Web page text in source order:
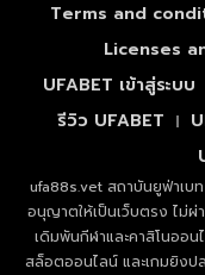
Terms and
Licenses
UFABET เข้าสู่ระบบ
รีวิว UFABET
ufa88s.vet สถาบันยูฟ่าเบ
อนุญาตให้เป็นเว็บตรง ไม่ผ่
เดิมพันกีฬาและคาสิโนออน
สล็อตออนไลน์ และเกมยิงป